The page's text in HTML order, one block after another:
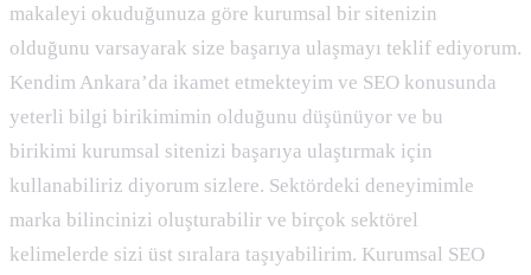
makaleyi okuduğunuza göre kurumsal bir sitenizin
olduğunu varsayarak size başarıya ulaşmayı teklif ediyorum.
Kendim Ankara’da ikamet etmekteyim ve SEO konusunda
yeterli bilgi birikimimin olduğunu düşünüyor ve bu
birikimi kurumsal sitenizi başarıya ulaştırmak için
kullanabiliriz diyorum sizlere. Sektördeki deneyimimle
marka bilincinizi oluşturabilir ve birçok sektörel
kelimelerde sizi üst sıralara taşıyabilirim. Kurumsal SEO